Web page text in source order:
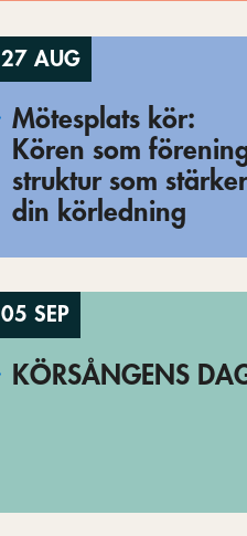
27 AUG
Mötesplats kör:
Kören som
struktur som stärker
din körledning
05 SEP
KÖRSÅNGENS